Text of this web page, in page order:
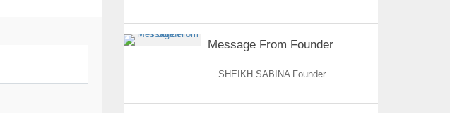
Message From Founder
SHEIKH SABINA Founder...